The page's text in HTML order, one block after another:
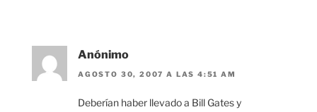
Anónimo
AGOSTO 30, 2007 A LAS 4:51 AM
Deberían haber llevado a Bill Gates y